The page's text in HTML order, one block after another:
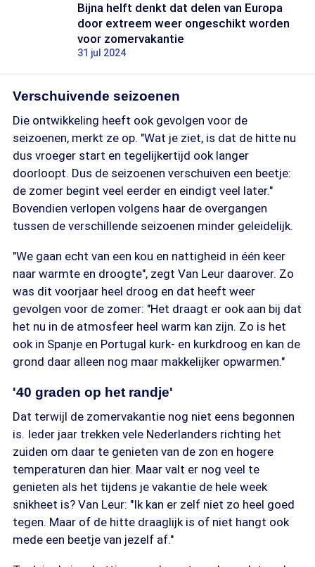
Bijna helft denkt dat delen van Europa
door extreem weer ongeschikt worden
voor zomervakantie
31 jul 2024
Verschuivende seizoenen
Die ontwikkeling heeft ook gevolgen voor de
seizoenen, merkt ze op. "Wat je ziet, is dat de hitte nu
dus vroeger start en tegelijkertijd ook langer
doorloopt. Dus de seizoenen verschuiven een beetje:
de zomer begint veel eerder en eindigt veel later."
Bovendien verlopen volgens haar de overgangen
tussen de verschillende seizoenen minder geleidelijk.
"We gaan echt van een kou en nattigheid in één keer
naar warmte en droogte", zegt Van Leur daarover. Zo
was dit voorjaar heel droog en dat heeft weer
gevolgen voor de zomer: "Het draagt er ook aan bij dat
het nu in de atmosfeer heel warm kan zijn. Zo is het
ook in Spanje en Portugal kurk- en kurkdroog en kan de
grond daar alleen nog maar makkelijker opwarmen."
'40 graden op het randje'
Dat terwijl de zomervakantie nog niet eens begonnen
is. Ieder jaar trekken vele Nederlanders richting het
zuiden om daar te genieten van de zon en hogere
temperaturen dan hier. Maar valt er nog veel te
genieten als het tijdens je vakantie de hele week
snikheet is? Van Leur: "Ik kan er zelf niet zo heel goed
tegen. Maar of de hitte draaglijk is of niet hangt ook
mede een beetje van jezelf af."